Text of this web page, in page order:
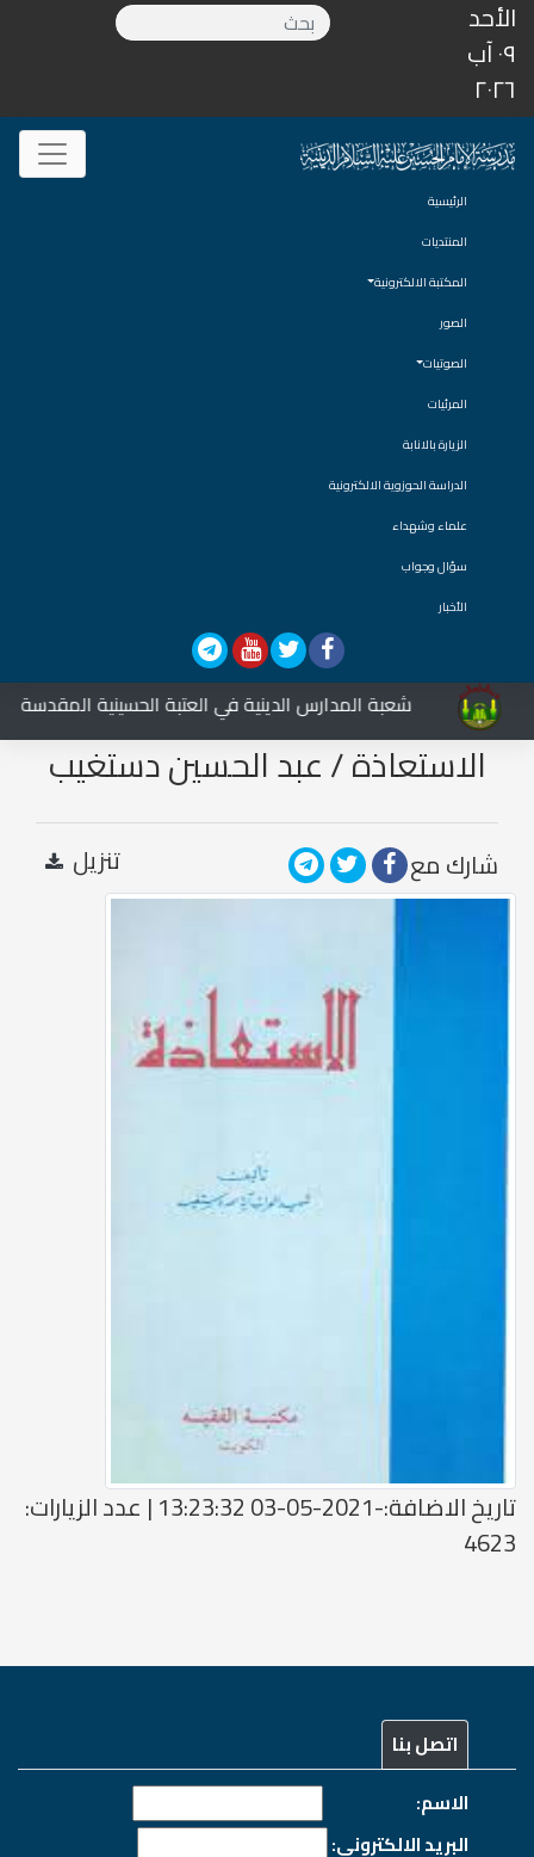
الأحد
٠٩ آب
٢٠٢٦
الرئيسية
المنتديات
المكتبة الالكترونية
الصور
الصوتيات
المرئيات
الزيارة بالانابة
الدراسة الحوزوية الالكترونية
علماء وشهداء
سؤال وجواب
الأخبار
شعبة المدارس الدينية في العتبة الحسينية المقدسة
الاستعاذة / عبد الحسين دستغيب
شارك مع تنزيل
تاريخ الاضافة:-2021-05-03 13:23:32 | عدد الزيارات:
4623
اتصل بنا
الاسم:
البريد الالكتروني: